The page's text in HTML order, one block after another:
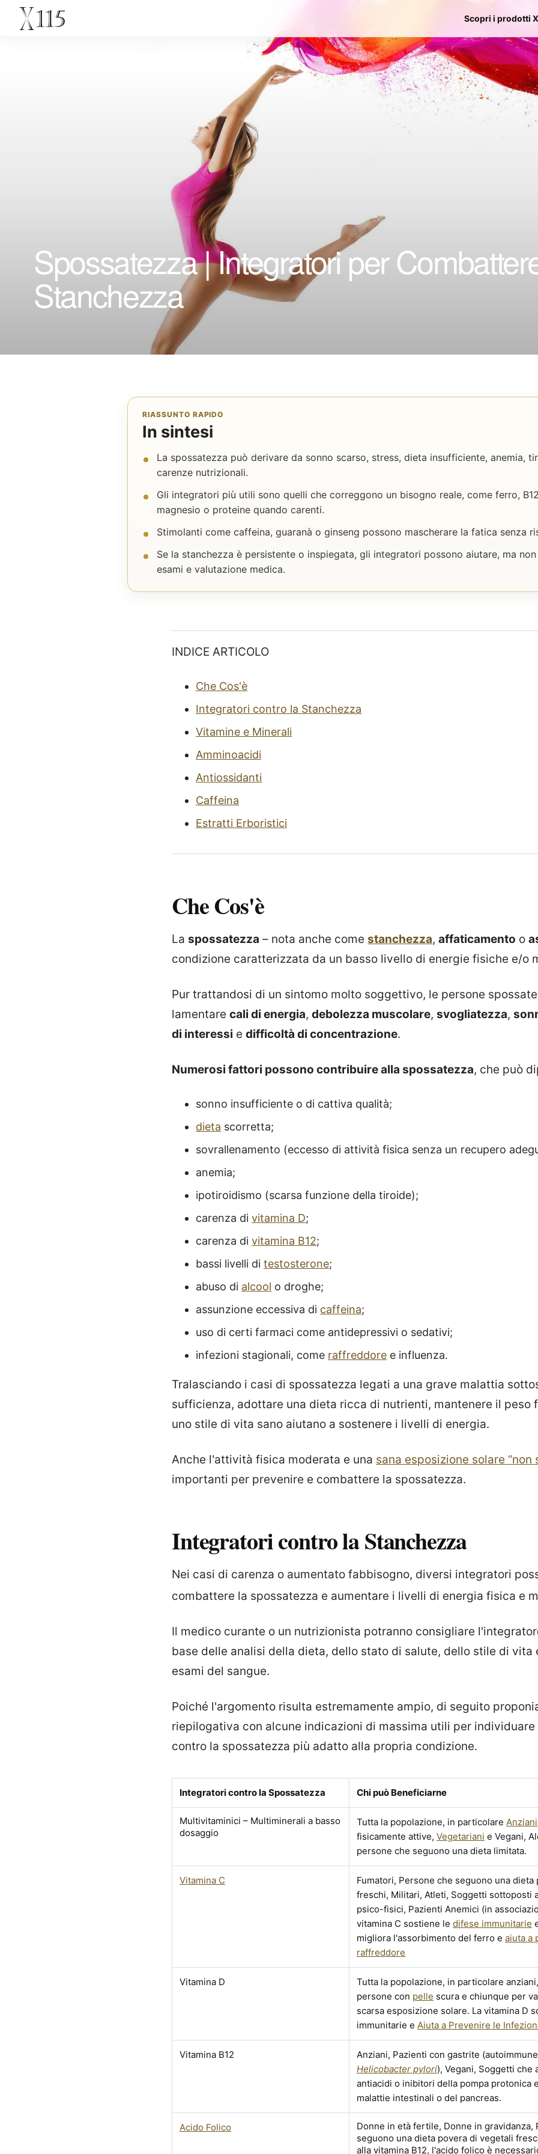
Scopri i prodotti
Spossatezza | Integratori per
Stanchezza
RIASSUNTO RAPIDO
In sintesi
La spossatezza può derivare da sonno scarso, stress, dieta insufficiente, anemia,
carenze nutrizionali.
Gli integratori più utili sono quelli che correggono un bisogno reale, come ferro,
magnesio o proteine quando carenti.
Stimolanti come caffeina, guaranà o ginseng possono mascherare la fatica senza
Se la stanchezza è persistente o inspiegata, gli integratori possono aiutare, ma
esami e valutazione medica.
INDICE ARTICOLO
Che Cos'è
Integratori contro la Stanchezza
Vitamine e Minerali
Amminoacidi
Antiossidanti
Caffeina
Estratti Erboristici
Che Cos'è
La spossatezza – nota anche come stanchezza, affaticamento o
condizione caratterizzata da un basso livello di energie fisiche e/o
Pur trattandosi di un sintomo molto soggettivo, le persone
lamentare cali di energia, debolezza muscolare, svogliatezza,
di interessi e difficoltà di concentrazione.
Numerosi fattori possono contribuire alla spossatezza, che può
sonno insufficiente o di cattiva qualità;
dieta scorretta;
sovrallenamento (eccesso di attività fisica senza un recupero
anemia;
ipotiroidismo (scarsa funzione della tiroide);
carenza di vitamina D;
carenza di vitamina B12;
bassi livelli di testosterone;
abuso di alcool o droghe;
assunzione eccessiva di caffeina;
uso di certi farmaci come antidepressivi o sedativi;
infezioni stagionali, come raffreddore e influenza.
Tralasciando i casi di spossatezza legati a una grave malattia
sufficienza, adottare una dieta ricca di nutrienti, mantenere il peso
uno stile di vita sano aiutano a sostenere i livelli di energia.
Anche l'attività fisica moderata e una sana esposizione solare “non
importanti per prevenire e combattere la spossatezza.
Integratori contro la Stanchezza
Nei casi di carenza o aumentato fabbisogno, diversi integratori
combattere la spossatezza e aumentare i livelli di energia fisica e
Il medico curante o un nutrizionista potranno consigliare
base delle analisi della dieta, dello stato di salute, dello stile di vita
esami del sangue.
Poiché l'argomento risulta estremamente ampio, di seguito
riepilogativa con alcune indicazioni di massima utili per
contro la spossatezza più adatto alla propria condizione.
Integratori contro la Spossatezza Chi può Beneficiarne
Multivitaminici – Multiminerali a basso
dosaggio
Tutta la popolazione, in particolare Anziani
fisicamente attive, Vegetariani e Vegani,
persone che seguono una dieta limitata.
Vitamina C
Fumatori, Persone che seguono una dieta
freschi, Militari, Atleti, Soggetti sottoposti
psico-fisici, Pazienti Anemici (in
vitamina C sostiene le difese immunitarie
migliora l'assorbimento del ferro e aiuta a
raffreddore
Vitamina D
Tutta la popolazione, in particolare
persone con pelle scura e chiunque per
scarsa esposizione solare. La vitamina D
immunitarie e Aiuta a Prevenire le
Vitamina B12
Anziani, Pazienti con gastrite
Helicobacter pylori), Vegani, Soggetti che
antiacidi o inibitori della pompa protonica
malattie intestinali o del pancreas.
Acido Folico
Donne in età fertile, Donne in gravidanza,
seguono una dieta povera di vegetali
alla vitamina B12, l'acido folico è